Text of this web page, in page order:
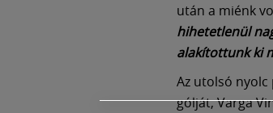
után a miénk
hihetetlenül
alakítottunk ki
Az utolsó nyolc
gólját, Varga